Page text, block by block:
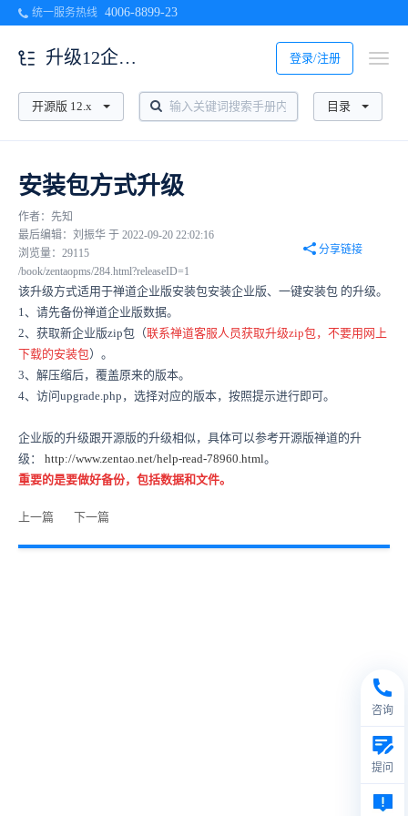
统一服务热线 4006-8899-23
登录/注册
升级12企业版
开源版 12.x 目录
安装包方式升级
作者：先知
最后编辑：刘振华 于 2022-09-20 22:02:16
浏览量：29115
分享链接
/book/zentaopms/284.html?releaseID=1
该升级方式适用于禅道企业版安装包安装企业版、一键安装包 的升级。
1、请先备份禅道企业版数据。
2、获取新企业版zip包（联系禅道客服人员获取升级zip包，不要用网上
下载的安装包）。
3、解压缩后，覆盖原来的版本。
4、访问upgrade.php，选择对应的版本，按照提示进行即可。
企业版的升级跟开源版的升级相似，具体可以参考开源版禅道的升
级： http://www.zentao.net/help-read-78960.html。
重要的是要做好备份，包括数据和文件。
上一篇 下一篇
咨询
提问